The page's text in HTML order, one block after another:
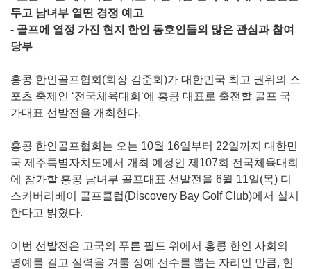
두고 남녀부 열띤 경쟁 예고
- 골프에 열정 가진 현지 한인 동호인들의 많은 관심과 참여
당부
홍콩 한인골프협회(회장 김준회)가 대한민국 최고 권위의 스
포츠 축제인 ‘전국체육대회’에 홍콩 대표로 출전할 골프 국
가대표 선발전을 개최한다.
홍콩 한인골프협회는 오는 10월 16일부터 22일까지 대한민
국 제주특별자치도에서 개최 예정인 제107회 전국체육대회
에 참가할 홍콩 남녀부 골프대표 선발전을 6월 11일(목) 디
스커버리베이 골프클럽(Discovery Bay Golf Club)에서 실시
한다고 밝혔다.
이번 선발전은 고국의 푸른 필드 위에서 홍콩 한인 사회의
명예를 걸고 실력을 겨룰 정예 선수를 뽑는 자리인 만큼, 현